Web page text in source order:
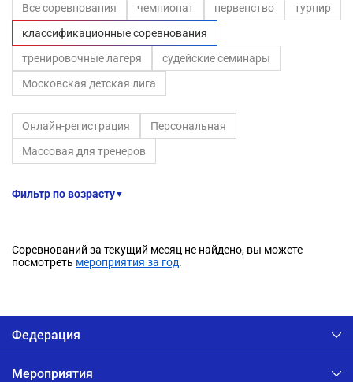
Все соревнования чемпионат первенство
турнир
классификационные соревнования
тренировочные лагеря
судейские семинары
Московская детская лига
Онлайн-регистрация
Персональная
Массовая для тренеров
Фильтр по возрасту▼
Соревнований за текущий месяц не найдено, вы можете
посмотреть мероприятия за год.
Федерация
Мероприятия